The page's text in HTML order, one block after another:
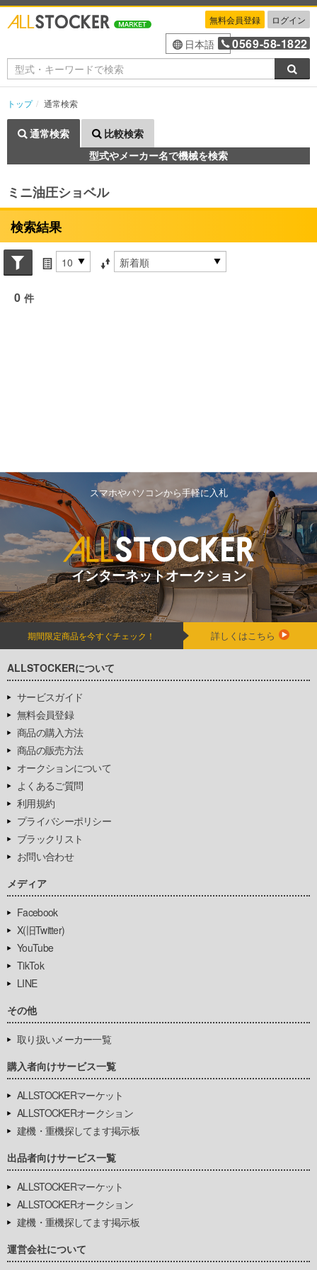
無料会員登録 ログイン
日本語 0569-58-1822
トップ 通常検索
通常検索
比較検索
型式やメーカー名で機械を検索
ミニ油圧ショベル
検索結果
Search conditions
件数 並び替え条件
0 件
スマホやパソコンから手軽に入札
インターネットオークション
期間限定商品を今すぐチェック！ 詳しくはこちら
ALLSTOCKERについて
サービスガイド
無料会員登録
商品の購入方法
商品の販売方法
オークションについて
よくあるご質問
利用規約
プライバシーポリシー
ブラックリスト
お問い合わせ
メディア
Facebook
X(旧Twitter)
YouTube
TikTok
LINE
その他
取り扱いメーカー一覧
購入者向けサービス一覧
ALLSTOCKERマーケット
ALLSTOCKERオークション
建機・重機探してます掲示板
出品者向けサービス一覧
ALLSTOCKERマーケット
ALLSTOCKERオークション
建機・重機探してます掲示板
運営会社について